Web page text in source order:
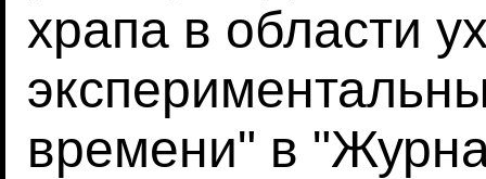
храпа в области
времени" в